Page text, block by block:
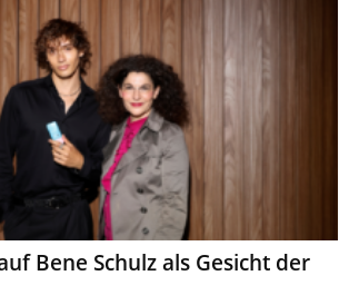
Bene Schulz als Gesicht der